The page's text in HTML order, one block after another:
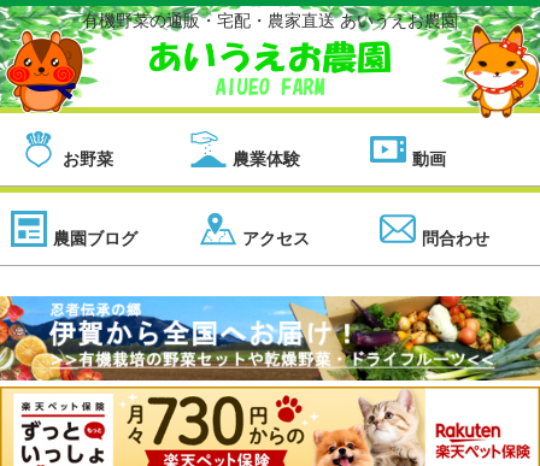
有機野菜の通販・宅配・農家直送 あいうえお農園
お野菜 農業体験 動画
農園ブログ アクセス 問合わせ